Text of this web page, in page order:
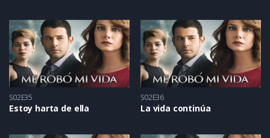
S02E35
Estoy harta de ella
S02E36
La vida continúa